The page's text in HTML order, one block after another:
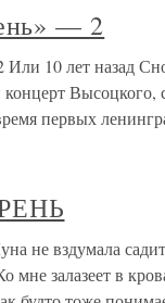
— 2
10 лет назад
Высоцкого,
первых
вздумала
мне залазеет в